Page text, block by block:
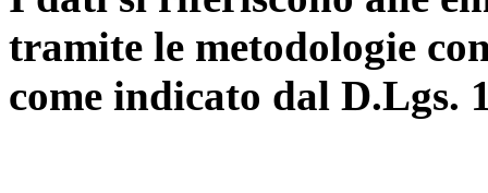
tramite le metodologie
come indicato dal D.Lgs.